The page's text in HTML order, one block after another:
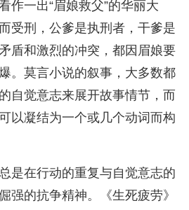
作一出“眉娘救父”的华丽大
受刑，公爹是执刑者，干爹是
盾和激烈的冲突，都因眉娘要
。莫言小说的叙事，大多数都
自觉意志来展开故事情节，而
以凝结为一个或几个动词而构
是在行动的重复与自觉意志的
强的抗争精神。《生死疲劳》